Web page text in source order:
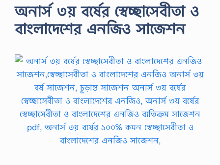
অনার্স ৩য় বর্ষের স্বেচ্ছাসেবীতা ও
বাংলাদেশের এনজিও সাজেশন